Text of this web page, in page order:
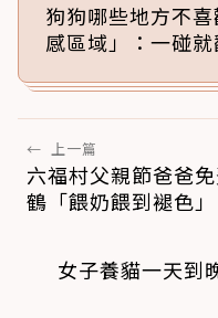
狗狗哪些地方不
感區域」：一碰
← 上一篇
六福村父親節爸爸
鶴「餵奶餵到褪色」
女子養貓一天到